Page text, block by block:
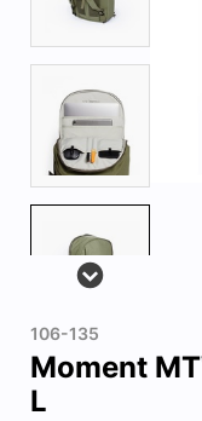
106-135
Moment
L